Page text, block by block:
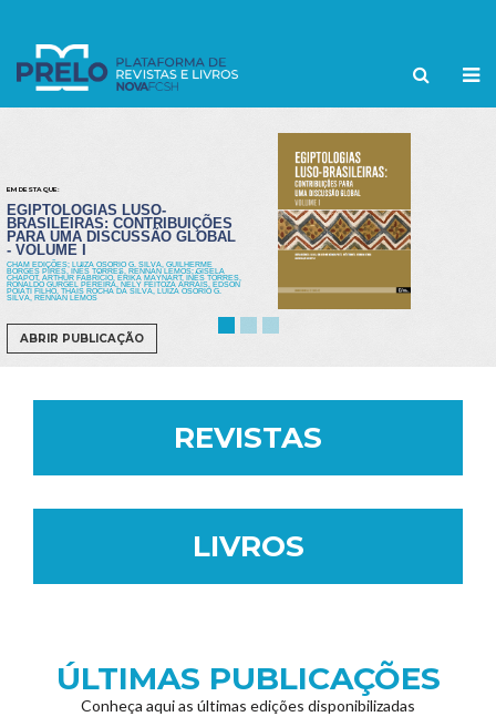
EM DESTAQUE:
EGIPTOLOGIAS LUSO-
BRASILEIRAS: CONTRIBUIÇÕES
PARA UMA DISCUSSÃO GLOBAL
- VOLUME I
CHAM EDIÇÕES; LUIZA OSORIO G. SILVA, GUILHERME
BORGES PIRES, INÊS TORRES, RENNAN LEMOS; GISELA
CHAPOT, ARTHUR FABRÍCIO, ÉRIKA MAYNART, INÊS TORRES,
RONALDO GURGEL PEREIRA, NELY FEITOZA ARRAIS, EDSON
POIATI FILHO, THAIS ROCHA DA SILVA, LUIZA OSORIO G.
SILVA, RENNAN LEMOS
ABRIR PUBLICAÇÃO
REVISTAS
LIVROS
ÚLTIMAS PUBLICAÇÕES
Conheça aqui as últimas edições disponibilizadas